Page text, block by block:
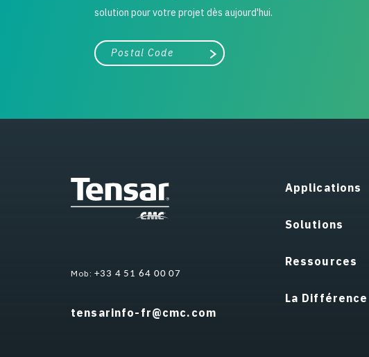
solution pour votre projet dès aujourd'hui.
Ville, état ou code postal
Chercher
Mob: +33 4 51 64 00 07
tensarinfo-fr@cmc.com
Applications
Solutions
Ressources
La Différence